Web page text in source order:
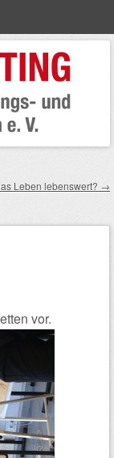
Leben lebenswert? →
vor.